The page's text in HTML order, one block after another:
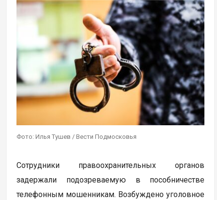
Фото: Илья Тушев / Вести Подмосковья
Сотрудники правоохранительных органов
задержали подозреваемую в пособничестве
телефонным мошенникам. Возбуждено уголовное